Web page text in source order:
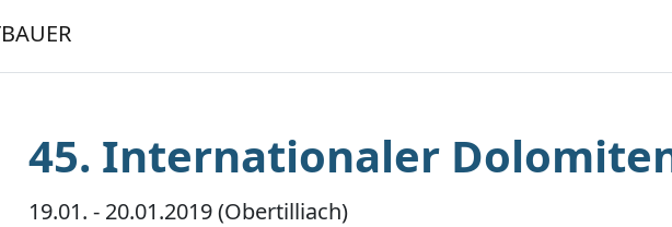
45. Internationaler
19.01. - 20.01.2019 (Obertilliach)